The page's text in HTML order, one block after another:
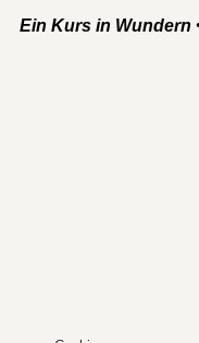
Ein Kurs in Wundern